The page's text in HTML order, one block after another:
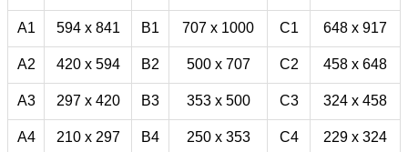
A1 594 x 841 B1 707 x 1000 C1 648 x 917
A2 420 x 594 B2 500 x 707 C2 458 x 648
A3 297 x 420 B3 353 x 500 C3 324 x 458
A4 210 x 297 B4 250 x 353 C4 229 x 324